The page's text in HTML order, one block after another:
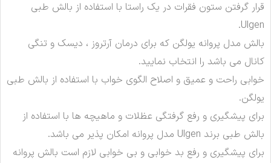
قرار گرفتن ستون فقرات در یک راستا با استفاده از بالش طبی
Ulgen.
بالش مدل پروانه یولگن که برای درمان آرتروز ، دیسک و تنگی
کانال می باشد را انتخاب نمایید.
خوابی راحت و عمیق و اصلاح الگوی خواب با استفاده از بالش طبی
یولگن.
برای پیشگیری و رفع گرفتگی عظلات و ماهیچه ها با استفاده از
بالش طبی برند Ulgen مدل پروانه امکان پذیر می باشد.
برای پیشگیری و رفع بد خوابی و بی خوابی لازم است بالش پروانه